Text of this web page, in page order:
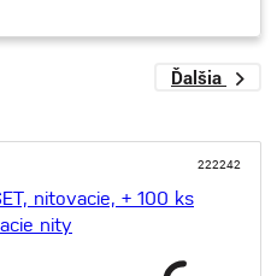
Ďalšia
222242
nitovacie, + 100 ks
nity